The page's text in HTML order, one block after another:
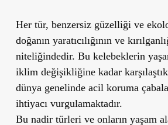
Her tür, benzersiz güzelliği ve
doğanın yaratıcılığının ve
niteliğindedir. Bu kelebeklerin
iklim değişikliğine kadar
dünya genelinde acil koruma
ihtiyacı vurgulamaktadır.
Bu nadir türleri ve onların yaşam